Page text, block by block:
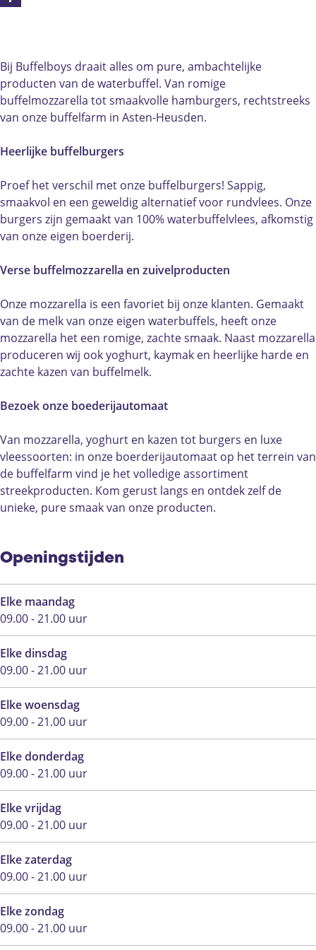
o
y
s
A
t
n
-
H
e
s
e
n
l
b
o
y
A
t
e
n
-
e
s
d
e
n
e
l
b
o
s
s
t
e
n
H
u
s
d
e
n
o
y
s
A
t
n
-
H
e
s
e
n
f
e
l
b
y
A
s
t
e
-
e
u
s
d
e
F
b
o
o
k
u
f
e
l
b
y
A
s
t
e
n
H
u
s
d
e
n
Bij Buffelboys draait alles om pure, ambachtelijke
producten van de waterbuffel. Van romige
buffelmozzarella tot smaakvolle hamburgers, rechtstreeks
van onze buffelfarm in Asten-Heusden.
Heerlijke buffelburgers
Proef het verschil met onze buffelburgers! Sappig,
smaakvol en een geweldig alternatief voor rundvlees. Onze
burgers zijn gemaakt van 100% waterbuffelvlees, afkomstig
van onze eigen boerderij.
Verse buffelmozzarella en zuivelproducten
Onze mozzarella is een favoriet bij onze klanten. Gemaakt
van de melk van onze eigen waterbuffels, heeft onze
mozzarella het een romige, zachte smaak. Naast mozzarella
produceren wij ook yoghurt, kaymak en heerlijke harde en
zachte kazen van buffelmelk.
Bezoek onze boederijautomaat
Van mozzarella, yoghurt en kazen tot burgers en luxe
vleessoorten: in onze boerderijautomaat op het terrein van
de buffelfarm vind je het volledige assortiment
streekproducten. Kom gerust langs en ontdek zelf de
unieke, pure smaak van onze producten.
Openingstijden
Elke maandag
09.00 - 21.00 uur
Elke dinsdag
09.00 - 21.00 uur
Elke woensdag
09.00 - 21.00 uur
Elke donderdag
09.00 - 21.00 uur
Elke vrijdag
09.00 - 21.00 uur
Elke zaterdag
09.00 - 21.00 uur
Elke zondag
09.00 - 21.00 uur